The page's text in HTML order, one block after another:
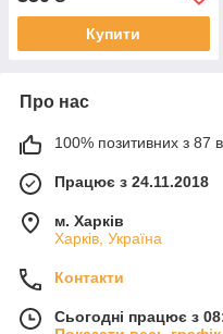
Купити
Про нас
100% позитивних з 87
Працює з 24.11.2018
м. Харків
Харків, Україна
Контакти
Сьогодні працює з